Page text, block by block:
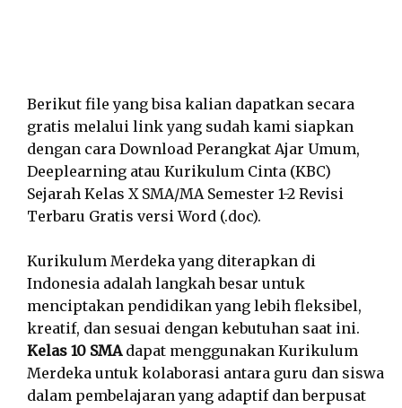
Berikut file yang bisa kalian dapatkan secara
gratis melalui link yang sudah kami siapkan
dengan cara Download Perangkat Ajar Umum,
Deeplearning atau Kurikulum Cinta (KBC)
Sejarah Kelas X SMA/MA Semester 1-2 Revisi
Terbaru Gratis versi Word (.doc).
Kurikulum Merdeka yang diterapkan di
Indonesia adalah langkah besar untuk
menciptakan pendidikan yang lebih fleksibel,
kreatif, dan sesuai dengan kebutuhan saat ini.
Kelas 10 SMAdapat menggunakan Kurikulum
Merdeka untuk kolaborasi antara guru dan siswa
dalam pembelajaran yang adaptif dan berpusat